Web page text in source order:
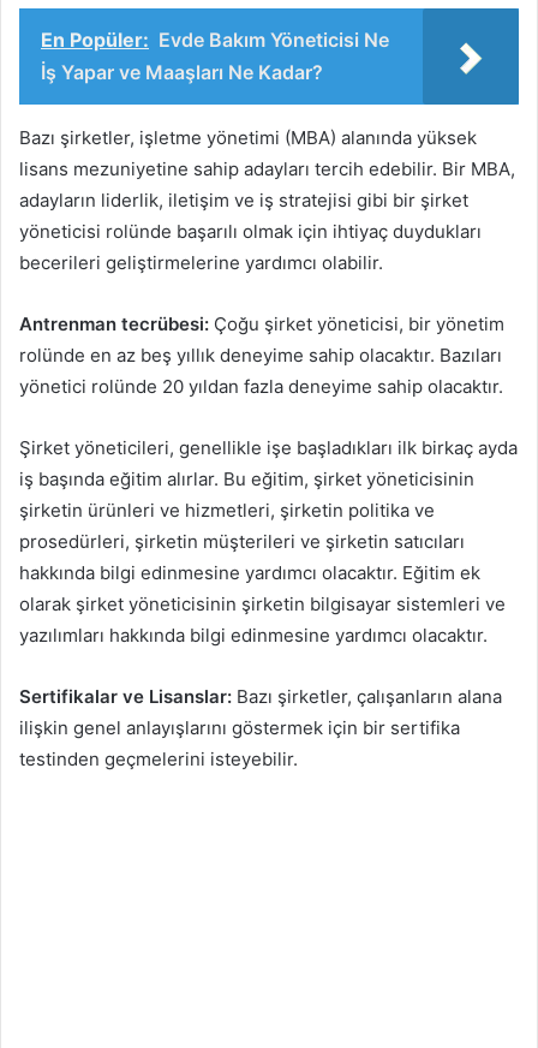
En Popüler: Evde Bakım Yöneticisi Ne
İş Yapar ve Maaşları Ne Kadar?
Bazı şirketler, işletme yönetimi (MBA) alanında yüksek
lisans mezuniyetine sahip adayları tercih edebilir. Bir MBA,
adayların liderlik, iletişim ve iş stratejisi gibi bir şirket
yöneticisi rolünde başarılı olmak için ihtiyaç duydukları
becerileri geliştirmelerine yardımcı olabilir.
Antrenman tecrübesi: Çoğu şirket yöneticisi, bir yönetim
rolünde en az beş yıllık deneyime sahip olacaktır. Bazıları
yönetici rolünde 20 yıldan fazla deneyime sahip olacaktır.
Şirket yöneticileri, genellikle işe başladıkları ilk birkaç ayda
iş başında eğitim alırlar. Bu eğitim, şirket yöneticisinin
şirketin ürünleri ve hizmetleri, şirketin politika ve
prosedürleri, şirketin müşterileri ve şirketin satıcıları
hakkında bilgi edinmesine yardımcı olacaktır. Eğitim ek
olarak şirket yöneticisinin şirketin bilgisayar sistemleri ve
yazılımları hakkında bilgi edinmesine yardımcı olacaktır.
Sertifikalar ve Lisanslar: Bazı şirketler, çalışanların alana
ilişkin genel anlayışlarını göstermek için bir sertifika
testinden geçmelerini isteyebilir.